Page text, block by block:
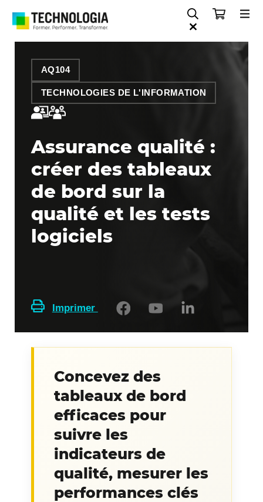
AQ104
TECHNOLOGIES DE L'INFORMATION
Assurance qualité :
créer des tableaux
de bord sur la
qualité et les tests
logiciels
Imprimer
Concevez des
tableaux de bord
efficaces pour
suivre les
indicateurs de
qualité, mesurer les
performances clés